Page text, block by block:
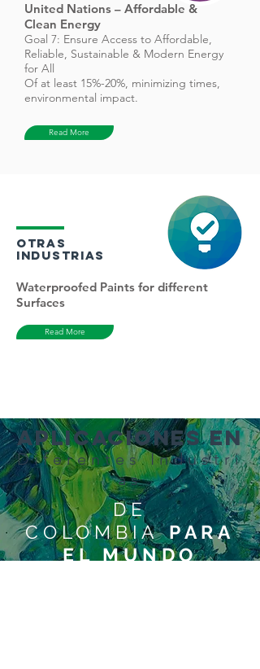
United Nations – Affordable &
Clean Energy
Goal 7: Ensure Access to Affordable,
Reliable, Sustainable & Modern Energy
for All
Of at least 15%-20%, minimizing times,
environmental impact.
Read More
Otras
Industrias
Waterproofed Paints for different
Surfaces
Read More
Aplicaciones EN
Diferentes Industri
as
DE
COLOMBIAPARA
EL MUNDO